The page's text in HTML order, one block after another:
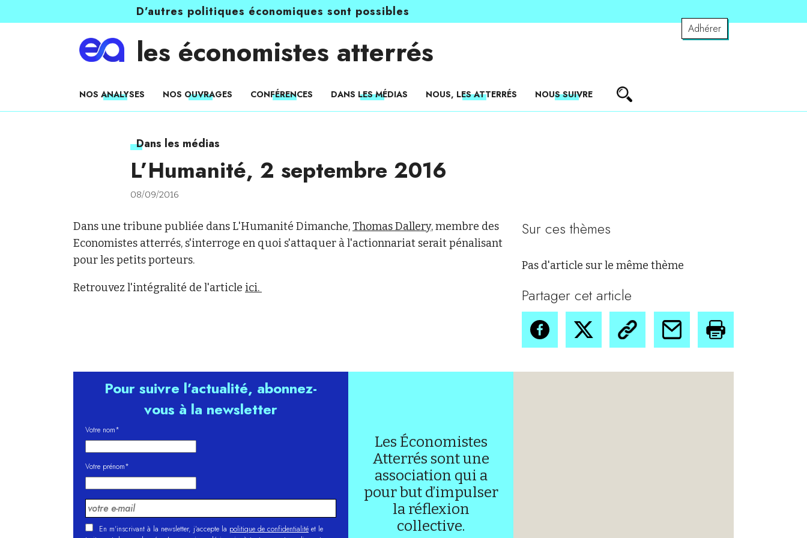
D’autres politiques économiques sont possibles
Adhérer
les économistes atterrés
NOS ANALYSES NOS OUVRAGES CONFÉRENCES DANS LES MÉDIAS NOUS, LES ATTERRÉS NOUS SUIVRE
Dans les médias
L’Humanité, 2 septembre 2016
08/09/2016
Dans une tribune publiée dans L'Humanité Dimanche, Thomas Dallery,membre des
Economistes atterrés, s'interroge en quoi s'attaquer à l'actionnariat serait pénalisant
pour les petits porteurs.
Retrouvez l'intégralité de l'article ici.
Sur ces thèmes
Pas d'article sur le même thème
Partager cet article
Pour suivre l’actualité, abonnez-
vous à la newsletter
Votre nom*
Votre prénom*
En m'inscrivant à la newsletter, j’accepte la politique de confidentialité et le
Les Économistes
Atterrés sont une
association qui a
pour but d’impulser
la réflexion
collective.